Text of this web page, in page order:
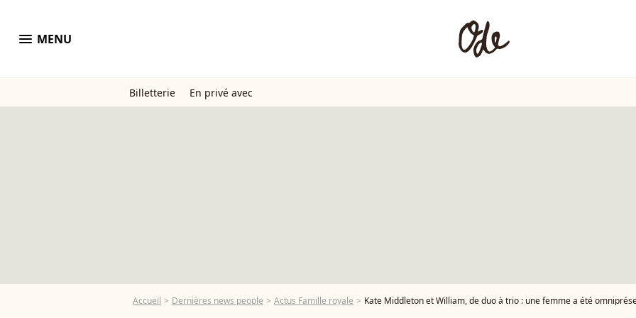
menu MENU
Billetterie En privé avec
Accueil Dernières news people Actus Famille royale Kate Middleton et William, de duo à trio : une femme a été